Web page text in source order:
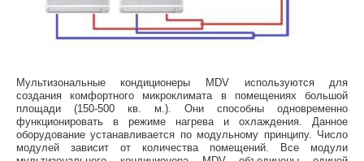
Мультизональные кондиционеры MDV используются для
создания комфортного микроклимата в помещениях большой
площади (150-500 кв. м.). Они способны одновременно
функционировать в режиме нагрева и охлаждения. Данное
оборудование устанавливается по модульному принципу. Число
модулей зависит от количества помещений. Все модули